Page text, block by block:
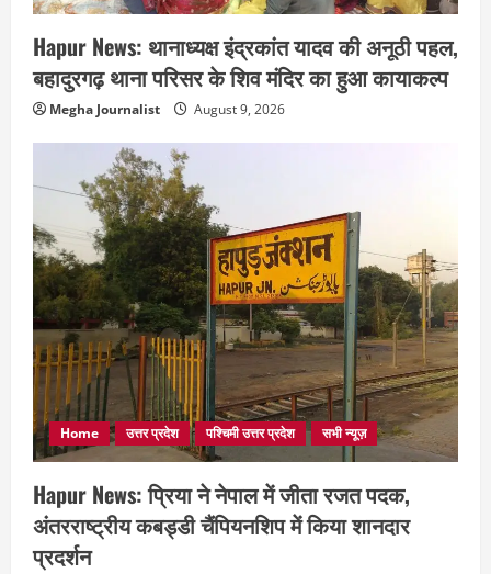
Hapur News: थानाध्यक्ष इंद्रकांत यादव की अनूठी पहल,
बहादुरगढ़ थाना परिसर के शिव मंदिर का हुआ कायाकल्प
Megha Journalist August 9, 2026
Home उत्तर प्रदेश पश्चिमी उत्तर प्रदेश सभी न्यूज़
Hapur News: प्रिया ने नेपाल में जीता रजत पदक,
अंतरराष्ट्रीय कबड्डी चैंपियनशिप में किया शानदार
प्रदर्शन